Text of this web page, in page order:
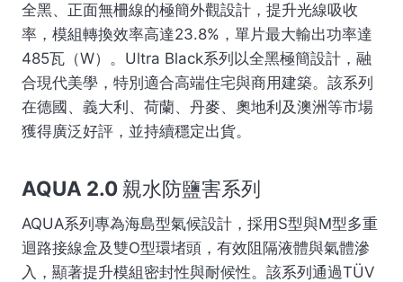
全黑、正面無柵線的極簡外觀設計，提升光線吸收
率，模組轉換效率高達23.8%，單片最大輸出功率達
485瓦（W）。Ultra Black系列以全黑極簡設計，融
合現代美學，特別適合高端住宅與商用建築。該系列
在德國、義大利、荷蘭、丹麥、奧地利及澳洲等市場
獲得廣泛好評，並持續穩定出貨。
AQUA 2.0 親水防鹽害系列
AQUA系列專為海島型氣候設計，採用S型與M型多重
迴路接線盒及雙O型環堵頭，有效阻隔液體與氣體滲
入，顯著提升模組密封性與耐候性。該系列通過TÜV